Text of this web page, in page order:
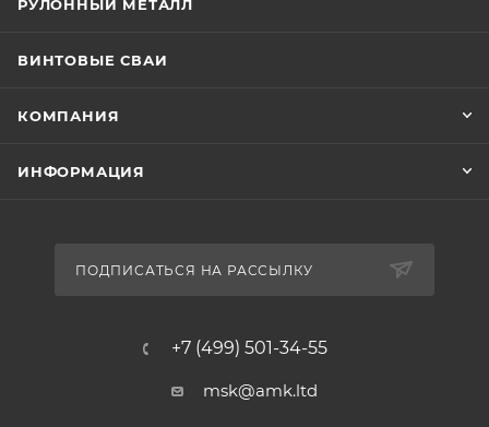
РУЛОННЫЙ МЕТАЛЛ
ВИНТОВЫЕ СВАИ
КОМПАНИЯ
ИНФОРМАЦИЯ
ПОДПИСАТЬСЯ НА РАССЫЛКУ
+7 (499) 501-34-55
msk@amk.ltd